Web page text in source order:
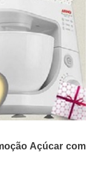
Açúcar com